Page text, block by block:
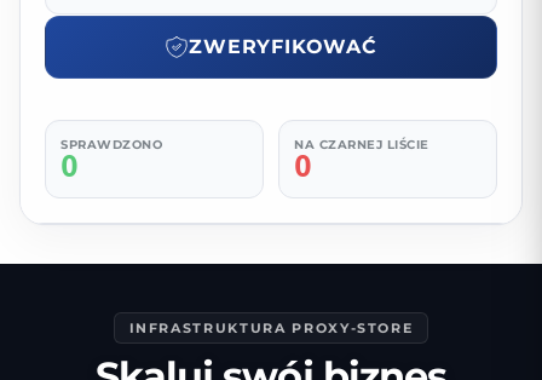
ZWERYFIKOWAĆ
SPRAWDZONO
0
NA CZARNEJ LIŚCIE
0
Analiza w 52 bazach DNSBL
INFRASTRUKTURA PROXY-STORE